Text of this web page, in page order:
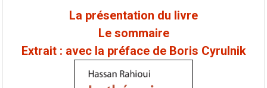
La présentation du livre
Le sommaire
Extrait : avec la préface de Boris Cyrulnik